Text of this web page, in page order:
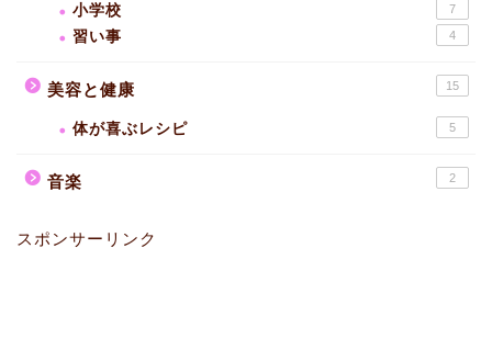
小学校 7
習い事 4
美容と健康 15
体が喜ぶレシピ 5
音楽 2
スポンサーリンク